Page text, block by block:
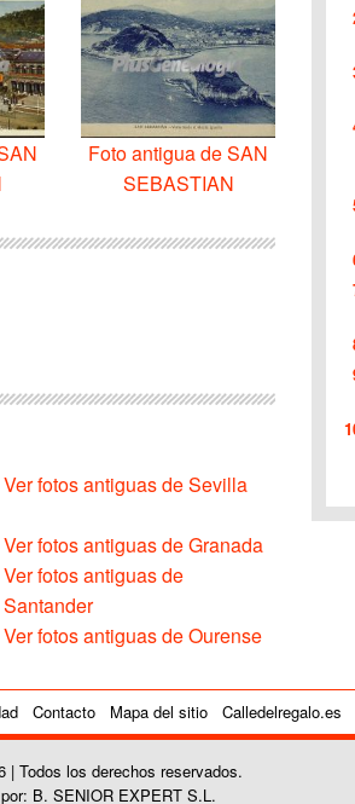
Foto antigua de SAN
SEBASTIAN
Ver fotos antiguas de Sevilla
Ver fotos antiguas de Granada
Ver fotos antiguas de
Santander
Ver fotos antiguas de Ourense
Contacto Mapa del sitio Calledelregalo.es
| Todos los derechos reservados.
B. SENIOR EXPERT S.L.